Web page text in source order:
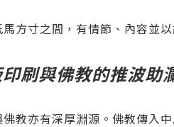
方寸之間，有情節、內容並
刷與佛教的推波助
教亦有深厚淵源。佛教傳入